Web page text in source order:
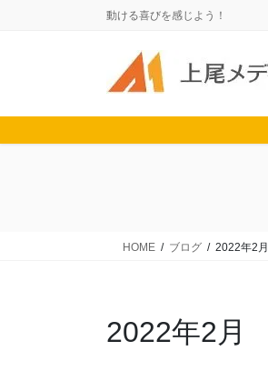
に
移
ョ
ン
動ける喜びを感じよう！
HOME ブログ 2022年2月
2022年2月